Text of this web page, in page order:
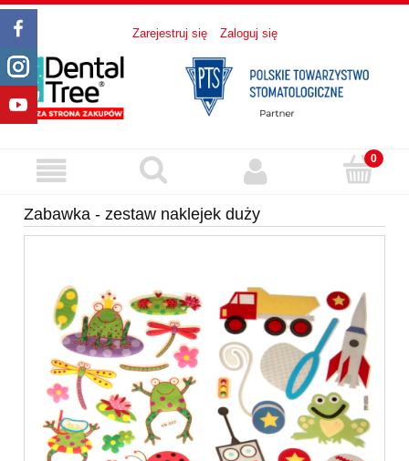
Zarejestruj się Zaloguj się
Zabawka - zestaw naklejek duży